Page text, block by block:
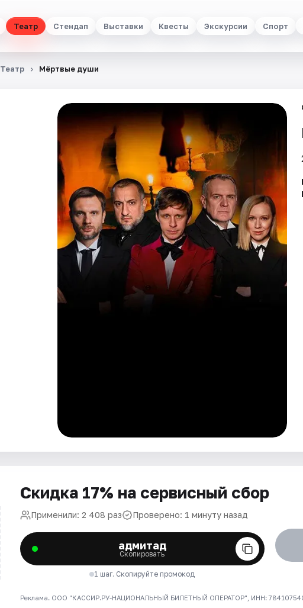
Театр Стендап Выставки Квесты Экскурсии Спорт
Театр Мёртвые души
Скидка 17% на сервисный сбор
Применили: 2 408 раз Проверено: 1 минуту назад
адмитад
Скопировать
1 шаг. Скопируйте промокод
Реклама. ООО "КАССИР.РУ-НАЦИОНАЛЬНЫЙ БИЛЕТНЫЙ ОПЕРАТОР", ИНН: 7841075409